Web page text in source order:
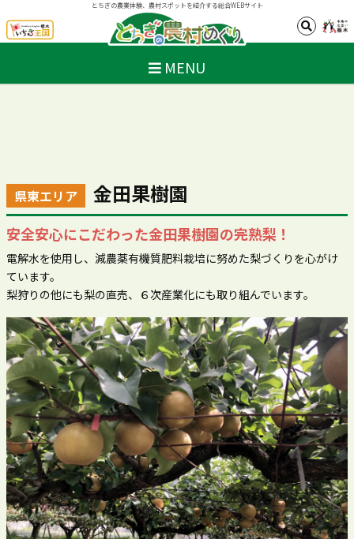
とちぎの農業体験、農村スポットを紹介する総合WEBサイト
MENU
県東エリア 金田果樹園
安全安心にこだわった金田果樹園の完熟梨！
電解水を使用し、減農薬有機質肥料栽培に努めた梨づくりを心がけ
ています。
梨狩りの他にも梨の直売、６次産業化にも取り組んでいます。